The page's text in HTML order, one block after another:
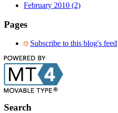
February 2010 (2)
Pages
Subscribe to this blog's feed
Search